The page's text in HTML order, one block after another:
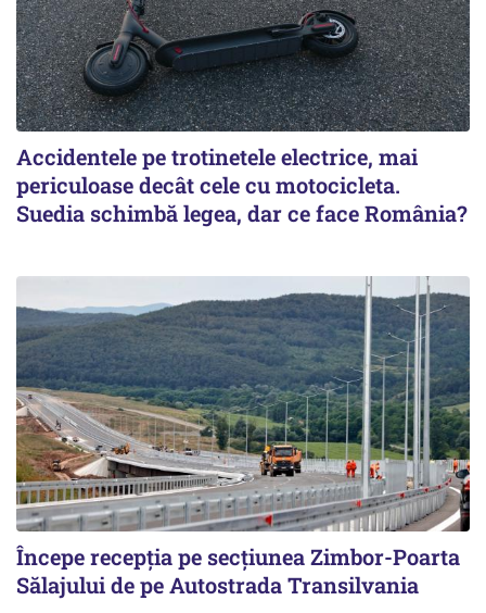
Accidentele pe trotinetele electrice, mai
periculoase decât cele cu motocicleta.
Suedia schimbă legea, dar ce face România?
Începe recepţia pe secţiunea Zimbor-Poarta
Sălajului de pe Autostrada Transilvania